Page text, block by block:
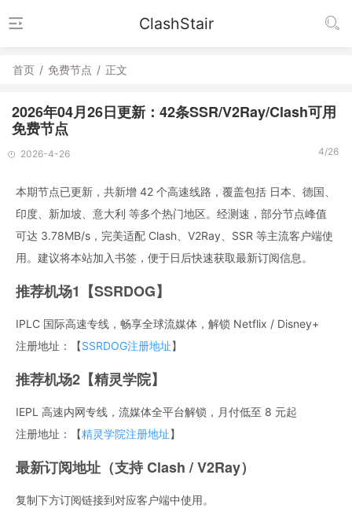
ClashStair
首页 / 免费节点 / 正文
2026年04月26日更新：42条SSR/V2Ray/Clash可用
免费节点
2026-4-26 4/26
本期节点已更新，共新增 42 个高速线路，覆盖包括 日本、德国、
印度、新加坡、意大利 等多个热门地区。经测速，部分节点峰值
可达 3.78MB/s，完美适配 Clash、V2Ray、SSR 等主流客户端使
用。建议将本站加入书签，便于日后快速获取最新订阅信息。
推荐机场1【SSRDOG】
IPLC 国际高速专线，畅享全球流媒体，解锁 Netflix / Disney+
注册地址：【SSRDOG注册地址】
推荐机场2【精灵学院】
IEPL 高速内网专线，流媒体全平台解锁，月付低至 8 元起
注册地址：【精灵学院注册地址】
最新订阅地址（支持 Clash / V2Ray）
复制下方订阅链接到对应客户端中使用。